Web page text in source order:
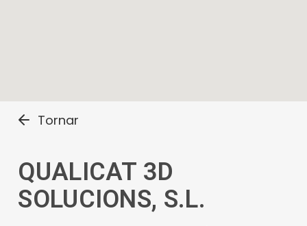
Tornar
QUALICAT 3D
SOLUCIONS, S.L.